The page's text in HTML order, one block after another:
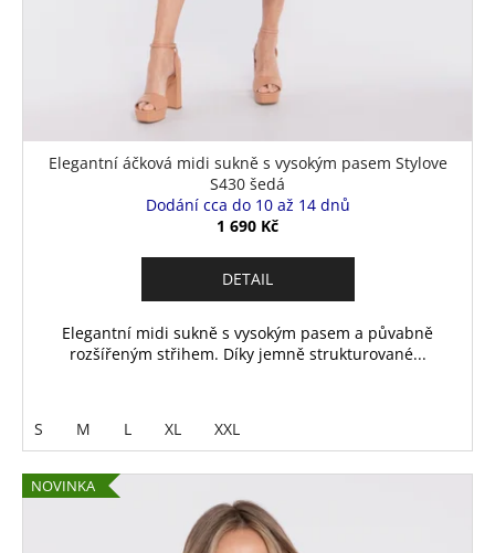
Elegantní áčková midi sukně s vysokým pasem Stylove
S430 šedá
Dodání cca do 10 až 14 dnů
1 690 Kč
DETAIL
Elegantní midi sukně s vysokým pasem a půvabně
rozšířeným střihem. Díky jemně strukturované...
S M L XL XXL
NOVINKA